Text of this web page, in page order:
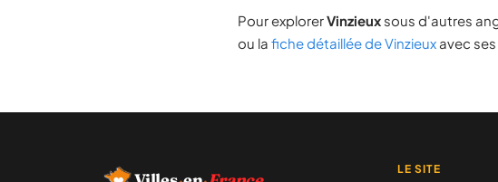
Pour explorerVinzieux sous d'autres
ou la fiche détaillée de Vinzieux avec
LE SITE